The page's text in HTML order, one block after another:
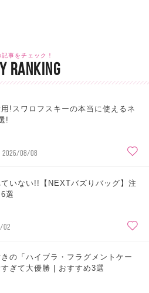
記事をチェック！
RANKING
!スワロフスキーの本当に使えるネ
!
2026/08/08
ていない!!【NEXTバズりバッグ】注
選
02
の「ハイブラ・フラグメントケー
ぎて大優勝 | おすすめ3選